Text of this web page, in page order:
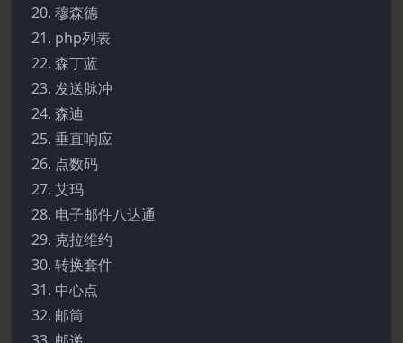
穆森德
php列表
森丁蓝
发送脉冲
森迪
垂直响应
点数码
艾玛
电子邮件八达通
克拉维约
转换套件
中心点
邮筒